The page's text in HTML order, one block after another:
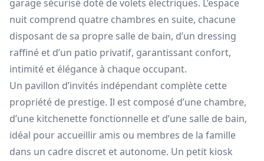
garage sécurisé doté de volets électriques. L’espace
nuit comprend quatre chambres en suite, chacune
disposant de sa propre salle de bain, d’un dressing
raffiné et d’un patio privatif, garantissant confort,
intimité et élégance à chaque occupant.
Un pavillon d’invités indépendant complète cette
propriété de prestige. Il est composé d’une chambre,
d’une kitchenette fonctionnelle et d’une salle de bain,
idéal pour accueillir amis ou membres de la famille
dans un cadre discret et autonome. Un petit kiosk